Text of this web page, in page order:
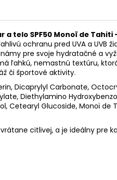
telo SPF50 Monoï de Tahiti
ochranu pred UVA a UVB
pre svoje hydratačné a
ľahkú, nemastnú textúru,
či športové aktivity.
Dicaprylyl Carbonate,
Diethylamino
Cetearyl Glucoside, Monoï de
citlivej, a je ideálny pre